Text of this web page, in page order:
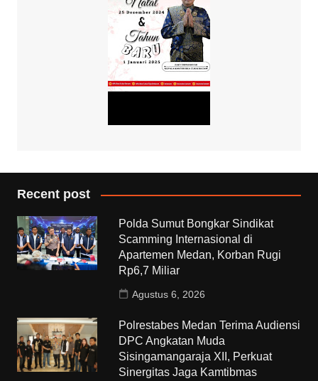
Recent post
Polda Sumut Bongkar Sindikat
Scamming Internasional di
Apartemen Medan, Korban Rugi
Rp6,7 Miliar
Agustus 6, 2026
Polrestabes Medan Terima Audiensi
DPC Angkatan Muda
Sisingamangaraja XII, Perkuat
Sinergitas Jaga Kamtibmas